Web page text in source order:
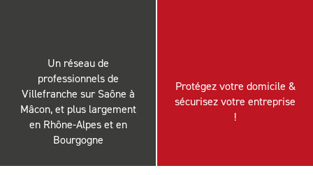
Un réseau de
professionnels de
Villefranche sur Saône à
Mâcon, et plus largement
en Rhône-Alpes et en
Bourgogne
Protégez votre domicile &
sécurisez votre entreprise
!